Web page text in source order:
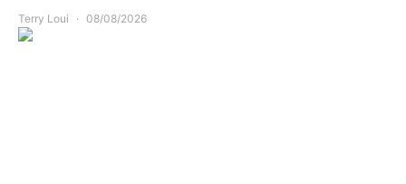
Terry Loui 08/08/2026